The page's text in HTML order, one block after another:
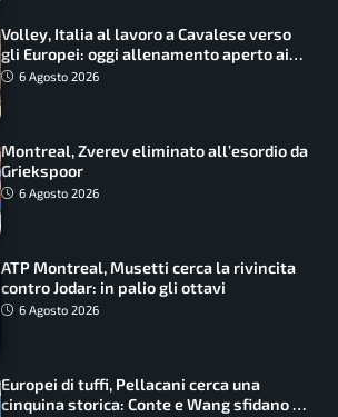
Volley, Italia al lavoro a Cavalese verso
gli Europei: oggi allenamento aperto ai
tifosi
6 Agosto 2026
Montreal, Zverev eliminato all’esordio da
Griekspoor
6 Agosto 2026
ATP Montreal, Musetti cerca la rivincita
contro Jodar: in palio gli ottavi
6 Agosto 2026
Europei di tuffi, Pellacani cerca una
cinquina storica: Conte e Wang sfidano la